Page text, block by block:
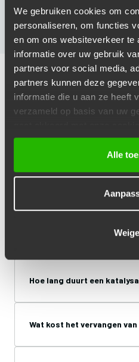
We gebruiken cookies om
personaliseren, om functies
en om ons websiteverkeer te
informatie over uw gebruik
partners voor social media,
partners kunnen deze
informatie die u aan ze heeft
verzameld op basis van uw
gebruiken.
Alle
VEELGESTELDE
KATALYSATOR
Een katalysator kan
door een defecte motor
Hoe lang duurt een
Wat kost het vervangen